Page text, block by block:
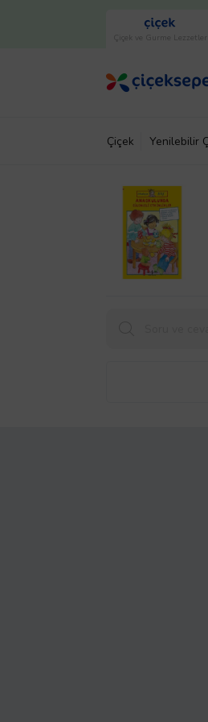
Çiçek ve Gurme Lezzetler
Çiçek Yenilebilir